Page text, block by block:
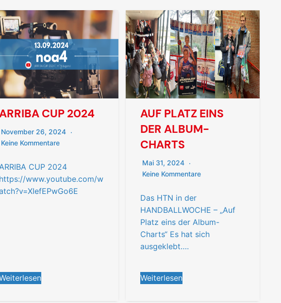
CUP 2024
November 26, 2024
Keine Kommentare
CUP 2024
www.youtube.com/w
AUF PLATZ EINS
DER ALBUM-
CHARTS
Mai 31, 2024
Keine Kommentare
Das HTN in der
HANDBALLWOCHE – „Auf
Platz eins der Album-
Charts“ Es hat sich
ausgeklebt….
Weiterlesen